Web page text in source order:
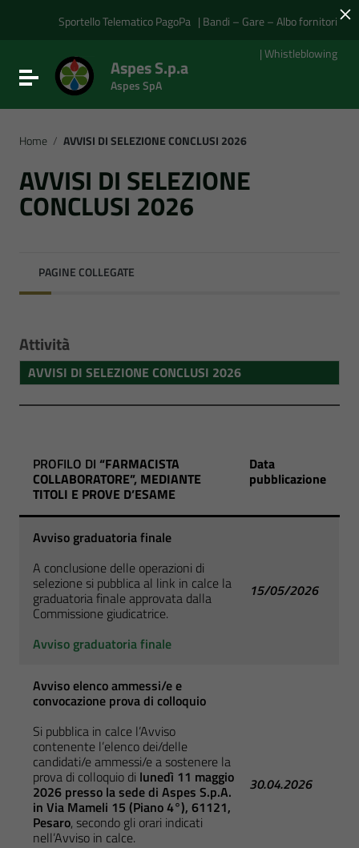
Vai al menu di navigazione
Sportello Telematico PagoPa | Bandi – Gare – Albo fornitori
| Whistleblowing
Attiva / disattiva la navigazione
Aspes S.p.a
Aspes SpA
Home / AVVISI DI SELEZIONE CONCLUSI 2026
AVVISI DI SELEZIONE
CONCLUSI 2026
PAGINE COLLEGATE
Attività
AVVISI DI SELEZIONE CONCLUSI 2026
PROFILO DI “FARMACISTA
COLLABORATORE”, MEDIANTE
TITOLI E PROVE D’ESAME
Data
pubblicazione
Avviso graduatoria finale
A conclusione delle operazioni di
selezione si pubblica al link in calce la
graduatoria finale approvata dalla
Commissione giudicatrice.
Avviso graduatoria finale
15/05/2026
Avviso elenco ammessi/e e
convocazione prova di colloquio
Si pubblica in calce l’Avviso
contenente l’elenco dei/delle
candidati/e ammessi/e a sostenere la
prova di colloquio di lunedì 11 maggio
2026 presso la sede di Aspes S.p.A.
in Via Mameli 15 (Piano 4°), 61121,
Pesaro, secondo gli orari indicati
nell’Avviso in calce.
30.04.2026
×